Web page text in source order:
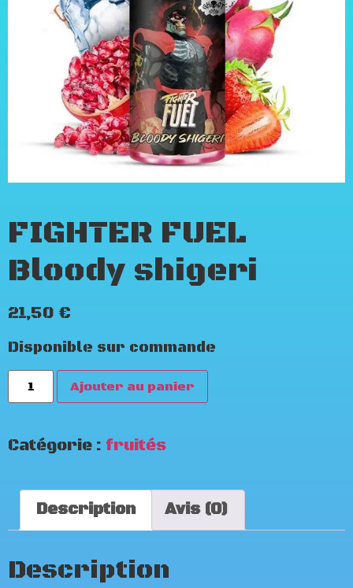
FIGHTER FUEL
Bloody shigeri
21,50 €
Disponible sur commande
Ajouter au panier
Catégorie : fruités
Description Avis (0)
Description